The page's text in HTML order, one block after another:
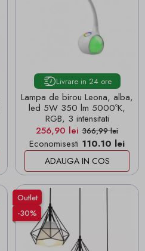
Livrare in 24 ore
Lampa de birou Leona, alba,
led 5W 350 lm 5000ºK,
RGB, 3 intensitati
Pret
256,90 lei Pret de baza
366,99 lei
Economisesti 110.10 lei
ADAUGA IN COS
Outlet
-30%